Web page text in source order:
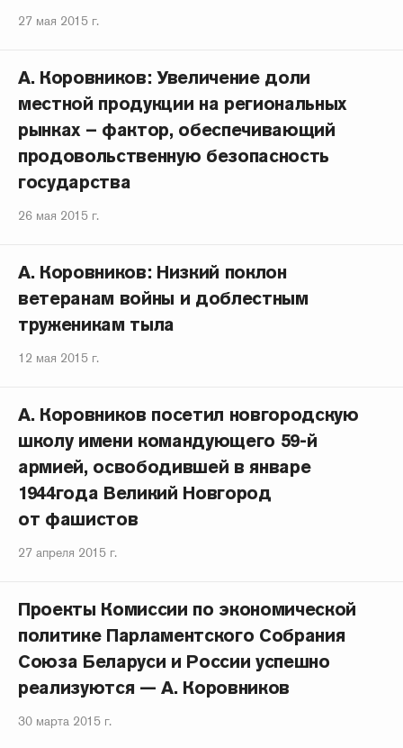
27 мая 2015 г.
А. Коровников: Увеличение доли
местной продукции на региональных
рынках – фактор, обеспечивающий
продовольственную безопасность
государства
26 мая 2015 г.
А. Коровников: Низкий поклон
ветеранам войны и доблестным
труженикам тыла
12 мая 2015 г.
А. Коровников посетил новгородскую
школу имени командующего 59-й
армией, освободившей в январе
1944года Великий Новгород
от фашистов
27 апреля 2015 г.
Проекты Комиссии по экономической
политике Парламентского Собрания
Союза Беларуси и России успешно
реализуются — А. Коровников
30 марта 2015 г.